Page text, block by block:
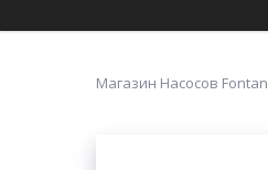
Магазин Насосов Fontan